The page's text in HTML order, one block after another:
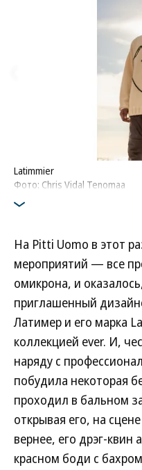
Latimmier
Фото: Chris Vidal Tenomaa
На Pitti Uomo в этот
мероприятий — все
омикрона, и
приглашенный
Латимер и его марка
коллекцией ever. И,
наряду с
побудила некоторая
проходил в бальном
открывая его, на
вернее, его дрэг-квин
красном боди с